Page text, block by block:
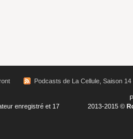
Podcasts de La Cellule, Saison 14
enregistré et 17
2013-2015 ©